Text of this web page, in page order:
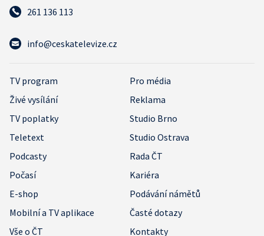
261 136 113
info@ceskatelevize.cz
TV program
Pro média
Živé vysílání
Reklama
TV poplatky
Studio Brno
Teletext
Studio Ostrava
Podcasty
Rada ČT
Počasí
Kariéra
E-shop
Podávání námětů
Mobilní a TV aplikace
Časté dotazy
Vše o ČT
Kontakty